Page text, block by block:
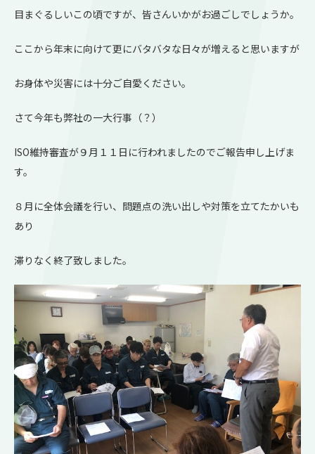
目まぐるしいこの頃ですが、皆さんいかがお過ごしでしょうか。
ここから年末に向けて更にバタバタな日々が増えると思いますが
お身体や災害には十分ご自愛ください。
さて今年も弊社の一大行事（？）
ISO維持審査が９月１１日に行われましたのでご報告申し上げま
す。
８月に全体会議を行い、問題点の洗い出しや対策を立てたかいも
あり
滞りなく終了致しました。